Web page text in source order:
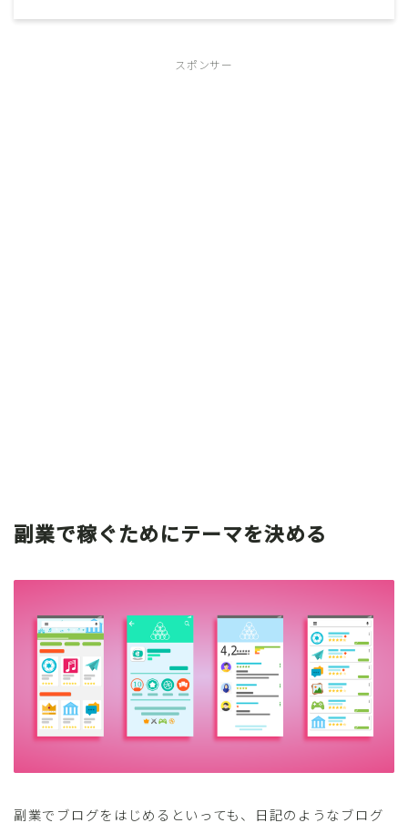
スポンサー
副業で稼ぐためにテーマを決める
副業でブログをはじめるといっても、日記のようなブログ